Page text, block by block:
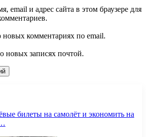
email и адрес сайта в этом браузере для
новых комментариях по email.
новых записях почтой.
билеты на самолёт и экономить на